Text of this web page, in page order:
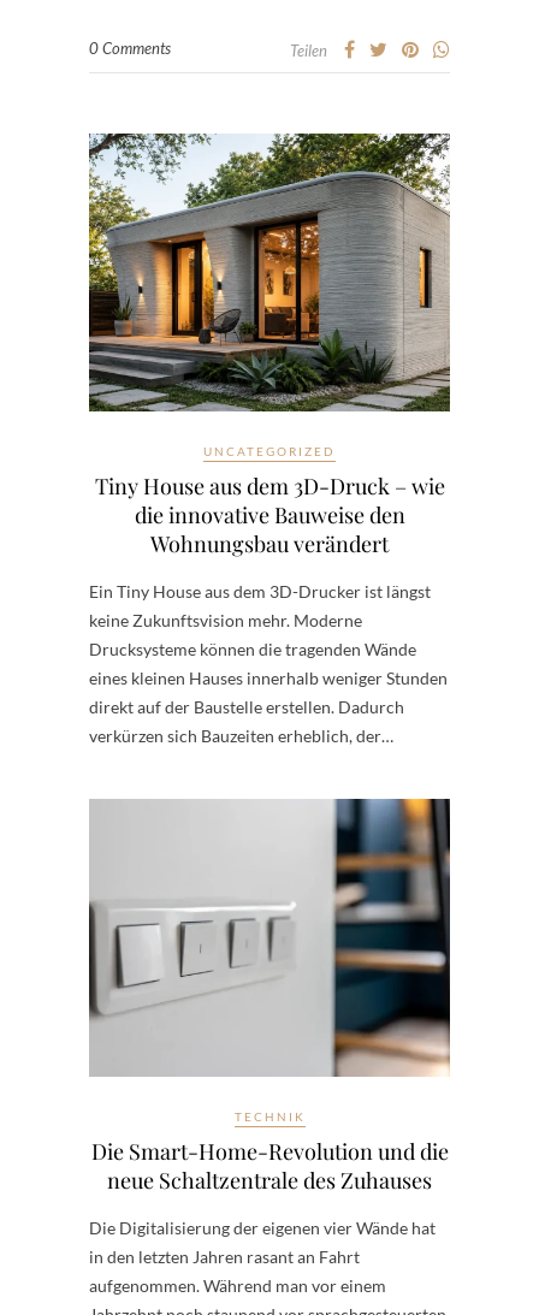
0 Comments Teilen
UNCATEGORIZED
Tiny House aus dem 3D-Druck – wie
die innovative Bauweise den
Wohnungsbau verändert
Ein Tiny House aus dem 3D-Drucker ist längst
keine Zukunftsvision mehr. Moderne
Drucksysteme können die tragenden Wände
eines kleinen Hauses innerhalb weniger Stunden
direkt auf der Baustelle erstellen. Dadurch
verkürzen sich Bauzeiten erheblich, der…
TECHNIK
Die Smart-Home-Revolution und die
neue Schaltzentrale des Zuhauses
Die Digitalisierung der eigenen vier Wände hat
in den letzten Jahren rasant an Fahrt
aufgenommen. Während man vor einem